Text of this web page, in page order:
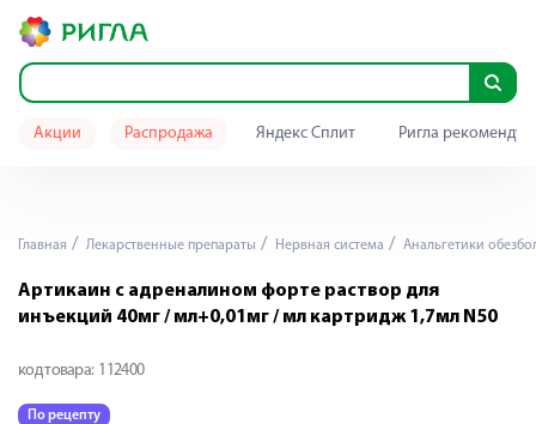
Акции Распродажа Яндекс Сплит Ригла
Главная Лекарственные препараты Нервная система Анальгетики
Артикаин с адреналином форте раствор для
инъекций 40мг / мл+0,01мг / мл картридж 1,7мл N50
код товара: 112400
По рецепту